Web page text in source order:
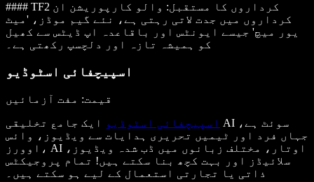
#### TF2 کرداروں کا مستقبل: والو کارپوریشن ان
کرداروں میں جدت لاتی رہتی ہے، نئے گیم موڈز، 'میٹ
یور میچ' جیسے ایونٹس اور باقاعدہ اپ ڈیٹس سے کھیل
کو ہمیشہ تازہ اور دلچسپ رکھتی ہے۔
اسپیچفائی اسٹوڈیو
قیمت: مفت آزمائیں
اسپیچفائی اسٹوڈیو
ایک جامع تخلیقی AI سوئٹ ہے،
جہاں فرد اور ٹیمیں تحریری ہدایات سے ویڈیوز، وائس
اوورز، AI اوتار، مختلف زبانوں میں ڈب شدہ ویڈیوز،
سلائیڈز اور بہت کچھ بنا سکتے ہیں! تمام پروجیکٹس
ذاتی یا تجارتی استعمال کے لیے ہو سکتے ہیں۔